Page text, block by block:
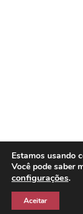
Estamos usando
Você pode saber
configurações.
Aceitar